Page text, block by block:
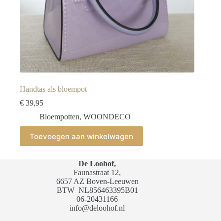
Handtas als bloempot
€ 39,95
Bloempotten, WOONDECO
Toevoegen aan winkelwagen
De Loohof,
Faunastraat 12,
6657 AZ Boven-Leeuwen
BTW NL856463395B01
06-20431166
info@deloohof.nl